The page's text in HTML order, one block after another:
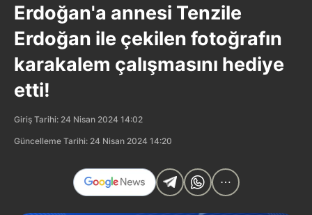
Erdoğan'a annesi Tenzile
Erdoğan ile çekilen fotoğrafın
karakalem çalışmasını hediye
etti!
Giriş Tarihi: 24 Nisan 2024 14:02
Güncelleme Tarihi: 24 Nisan 2024 14:20